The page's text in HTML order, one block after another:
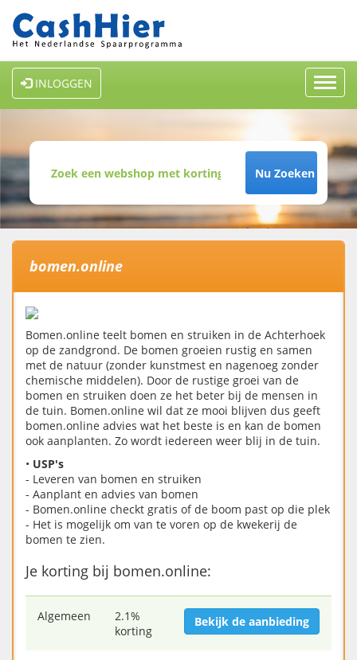
INLOGGEN
Nu Zoeken
bomen.online
Bomen.online teelt bomen en struiken in de Achterhoek
op de zandgrond. De bomen groeien rustig en samen
met de natuur (zonder kunstmest en nagenoeg zonder
chemische middelen). Door de rustige groei van de
bomen en struiken doen ze het beter bij de mensen in
de tuin. Bomen.online wil dat ze mooi blijven dus geeft
bomen.online advies wat het beste is en kan de bomen
ook aanplanten. Zo wordt iedereen weer blij in de tuin.
• USP's
- Leveren van bomen en struiken
- Aanplant en advies van bomen
- Bomen.online checkt gratis of de boom past op die plek
- Het is mogelijk om van te voren op de kwekerij de
bomen te zien.
Je korting bij bomen.online:
Algemeen
2.1%
korting
Bekijk de aanbieding